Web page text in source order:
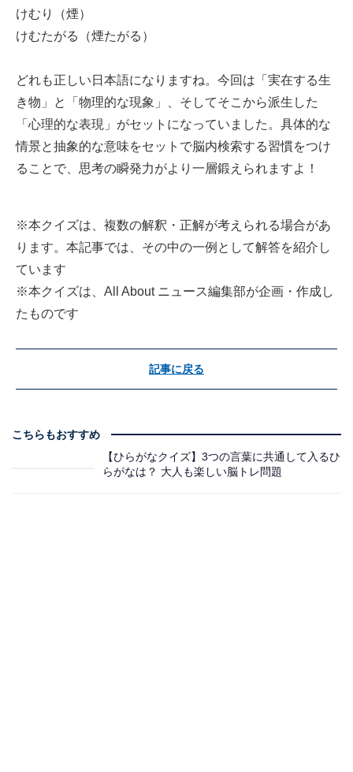
けむり（煙）
けむたがる（煙たがる）
どれも正しい日本語になりますね。今回は「実在する生
き物」と「物理的な現象」、そしてそこから派生した
「心理的な表現」がセットになっていました。具体的な
情景と抽象的な意味をセットで脳内検索する習慣をつけ
ることで、思考の瞬発力がより一層鍛えられますよ！
※本クイズは、複数の解釈・正解が考えられる場合があ
ります。本記事では、その中の一例として解答を紹介し
ています
※本クイズは、All About ニュース編集部が企画・作成し
たものです
記事に戻る
こちらもおすすめ
【ひらがなクイズ】3つの言葉に共通して入るひ
らがなは？ 大人も楽しい脳トレ問題